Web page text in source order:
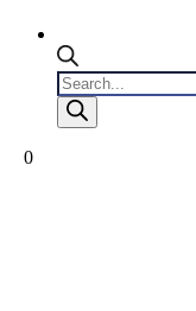
Products
search
0